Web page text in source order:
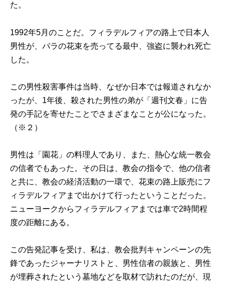
た。
1992年5月のことだ。フィラデルフィアの路上で日本人
男性が、バラの花束を売ってる最中、強盗に襲われ死亡
した。
この男性殺害事件は当時、なぜか日本では報道されなか
ったが、1年後、殺された男性の弟が「週刊文春」に告
発の手記を寄せたことでさまざまなことが公になった。
（※２）
男性は「園花」の料理人であり、また、熱心な統一教会
の信者でもあった。その日は、教会の指令で、他の信者
と共に、教会の経済活動の一環で、花束の路上販売にフ
ィラデルフィアまで出かけて行ったということだった。
ニューヨークからフィラデルフィアまでは車で2時間程
度の距離にある。
この告発記事を受け、私は、教会批判キャンペーンの先
鋒であったジャーナリストと、男性信者の親族と、男性
が埋葬されたという墓地などを取材で訪れたのだが、現